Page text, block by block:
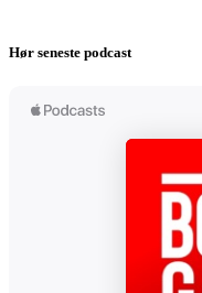
Hør seneste podcast